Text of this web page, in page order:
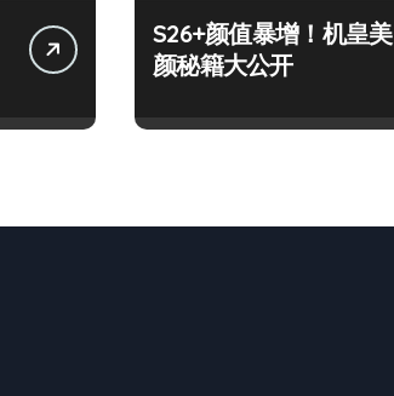
S26+颜值暴增！机皇美
颜秘籍大公开